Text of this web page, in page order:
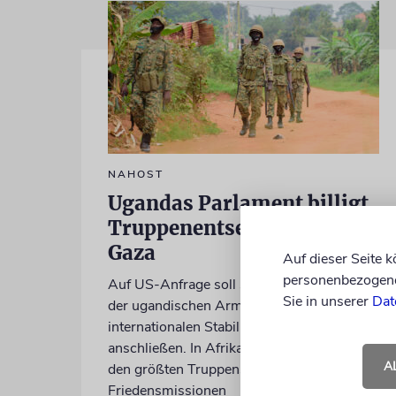
NAHOST
Ugandas Parlament billigt
Truppenentsendung nach
Gaza
Auf US-Anfrage soll sich ein Kontingent
der ugandischen Armee der geplanten
internationalen Stabilisierungstruppe
anschließen. In Afrika zählt das Land zu
den größten Truppenstellern für
Friedensmissionen
Auf dieser Seite
Sie in unserer